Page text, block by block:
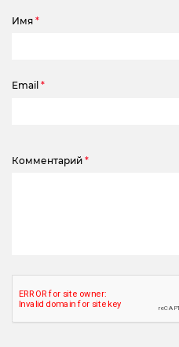
Имя *
Email *
Комментарий *